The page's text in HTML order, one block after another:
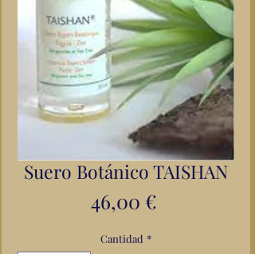
Suero Botánico TAISHAN
46,00 €
Cantidad *